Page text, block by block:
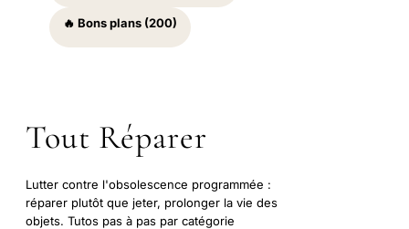
🔥 Bons plans (200)
Tout Réparer
Lutter contre l'obsolescence programmée :
réparer plutôt que jeter, prolonger la vie des
objets. Tutos pas à pas par catégorie